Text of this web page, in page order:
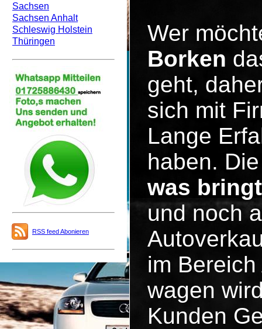
Sachsen
Sachsen Anhalt
Schleswig Holstein
Thüringen
RSS feed Abonieren
Wer
Borken
geht,
sich mit
Lange
haben.
was
und noch
im
wagen
Kunden